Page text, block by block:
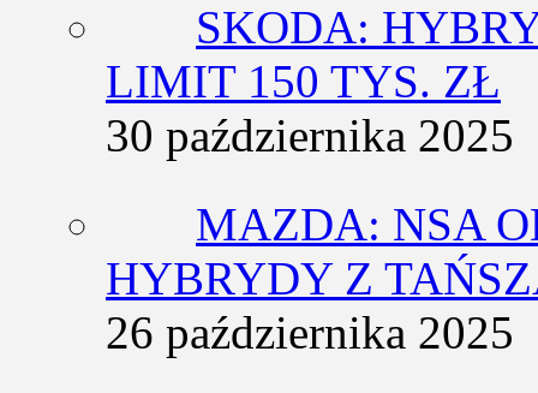
SKODA:
LIMIT 150 TYS. ZŁ
30 października 2025
MAZDA: NSA
HYBRYDY Z
26 października 2025